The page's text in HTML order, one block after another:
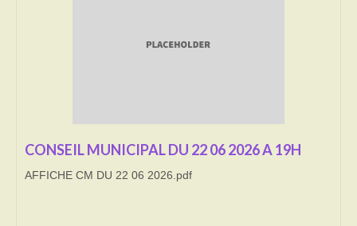
Correspondants de presse
LE BRULAGE DES VEGETAUX
CONSEIL MUNICIPAL DU 22 06 2026 A 19H
AFFICHE CM DU 22 06 2026.pdf